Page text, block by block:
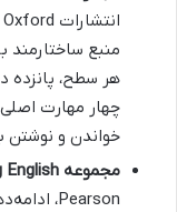
منبع
هر سطح،
چهار مهارت
خواندن و
مجموعه Big English (سطوح اولیه):